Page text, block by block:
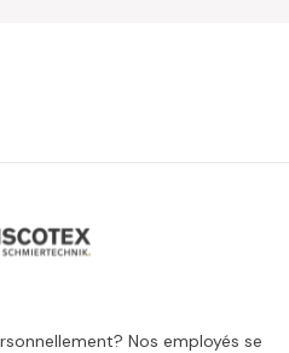
Nos employés se